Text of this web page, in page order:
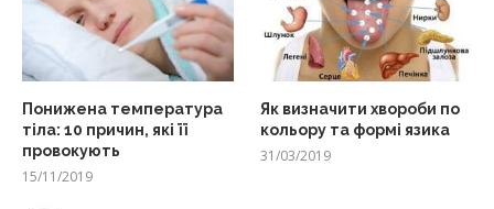
Понижена температура
тіла: 10 причин, які її
провокують
15/11/2019
Як визначити хвороби по
кольору та формі язика
31/03/2019